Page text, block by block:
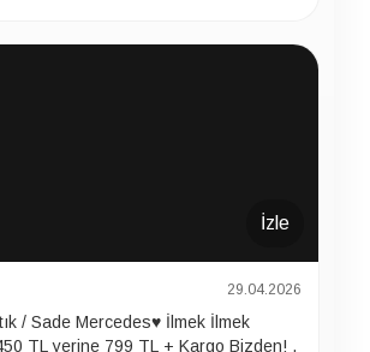
İzle
29.04.2026
İlmek
TL yerine 799 TL + Kargo Bizden! .